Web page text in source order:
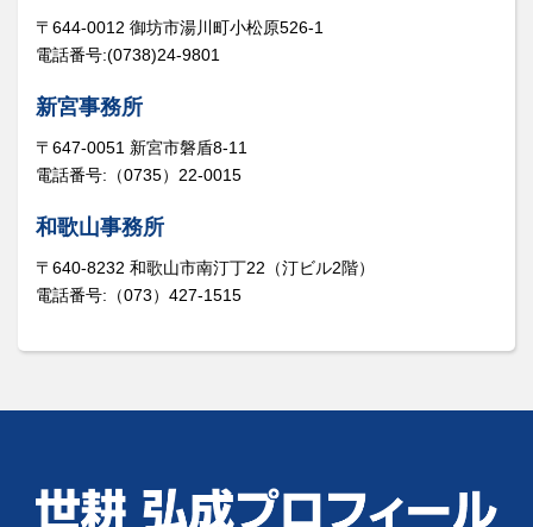
〒644-0012 御坊市湯川町小松原526-1
電話番号:(0738)24-9801
新宮事務所
〒647-0051 新宮市磐盾8-11
電話番号:（0735）22-0015
和歌山事務所
〒640-8232 和歌山市南汀丁22（汀ビル2階）
電話番号:（073）427-1515